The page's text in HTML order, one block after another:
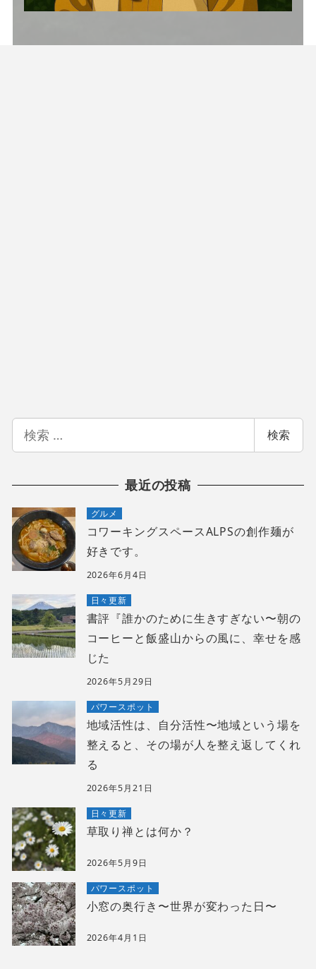
索
検索
最近の投稿
グルメ
コワーキングスペースALPSの創作麺が
好きです。
2026年6月4日
日々更新
書評『誰かのために生きすぎない〜朝の
コーヒーと飯盛山からの風に、幸せを感
じた
2026年5月29日
パワースポット
地域活性は、自分活性〜地域という場を
整えると、その場が人を整え返してくれ
る
2026年5月21日
日々更新
草取り禅とは何か？
2026年5月9日
パワースポット
小窓の奥行き〜世界が変わった日〜
2026年4月1日